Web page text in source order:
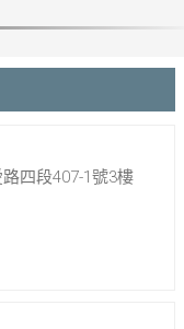
四段407-1號3樓